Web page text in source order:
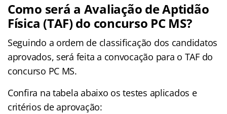
Como será a Avaliação de Aptidão
Física (TAF) do concurso PC MS?
Seguindo a ordem de classificação dos candidatos
aprovados, será feita a convocação para o TAF do
concurso PC MS.
Confira na tabela abaixo os testes aplicados e
critérios de aprovação: